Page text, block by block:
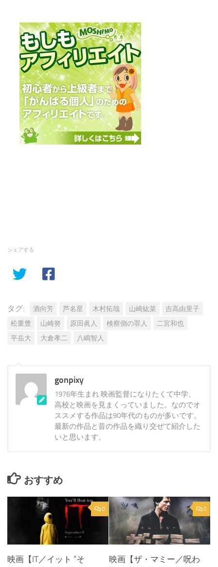
シェアする
タグ: 酒向芳 芦名星 木村拓哉 山崎紘菜
吉高由里子
松重豊
山崎努 原田眞人 検察側の罪人
二宮和也
平岳大
大倉孝二 八嶋智人
gonpixy
1976年生まれ 映画監督になりたくて中学、
高校と映画を見まくっていました。なのでオ
ススメする作品は90年代のものが多いです。
最新の作品と昔の作品を織り交ぜて紹介した
いと思います。
おすすめ
0
映画【IT／イット “そ
0
映画【ザ・マミー／呪わ